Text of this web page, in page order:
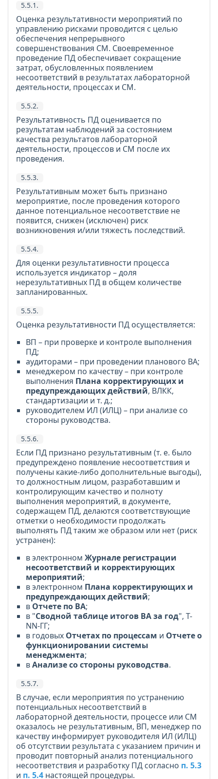
5.5.1.
Оценка результативности мероприятий по
управлению рисками проводится с целью
обеспечения непрерывного
совершенствования СМ. Своевременное
проведение ПД обеспечивает сокращение
затрат, обусловленных появлением
несоответствий в результатах лабораторной
деятельности, процессах и СМ.
5.5.2.
Результативность ПД оценивается по
результатам наблюдений за состоянием
качества результатов лабораторной
деятельности, процессов и СМ после их
проведения.
5.5.3.
Результативным может быть признано
мероприятие, после проведения которого
данное потенциальное несоответствие не
появится, снижен (исключен) риск
возникновения и/или тяжесть последствий.
5.5.4.
Для оценки результативности процесса
используется индикатор – доля
нерезультативных ПД в общем количестве
запланированных.
5.5.5.
Оценка результативности ПД осуществляется:
ВП – при проверке и контроле выполнения
ПД;
аудиторами – при проведении планового ВА;
менеджером по качеству – при контроле
выполнения Плана корректирующих и
предупреждающих действий, ВЛКК,
стандартизации и т. д.;
руководителем ИЛ (ИЛЦ) – при анализе со
стороны руководства.
5.5.6.
Если ПД признано результативным (т. е. было
предупреждено появление несоответствия и
получены какие-либо дополнительные выгоды),
то должностным лицом, разработавшим и
контролирующим качество и полноту
выполнения мероприятий, в документе,
содержащем ПД, делаются соответствующие
отметки о необходимости продолжать
выполнять ПД таким же образом или нет (риск
устранен):
в электронном Журнале регистрации
несоответствий и корректирующих
мероприятий;
в электронном Плана корректирующих и
предупреждающих действий;
в Отчете по ВА;
в "Сводной таблице итогов ВА за год", Т-
NN-ГГ;
в годовых Отчетах по процессам и Отчете о
функционировании системы
менеджмента;
вАнализе со стороны руководства.
5.5.7.
В случае, если мероприятия по устранению
потенциальных несоответствий в
лабораторной деятельности, процессе или СМ
оказалось не результативным, ВП, менеджер по
качеству информирует руководителя ИЛ (ИЛЦ)
об отсутствии результата с указанием причин и
проводит повторный анализ потенциального
несоответствия и разработку ПД согласно п. 5.3
и п. 5.4 настоящей процедуры.